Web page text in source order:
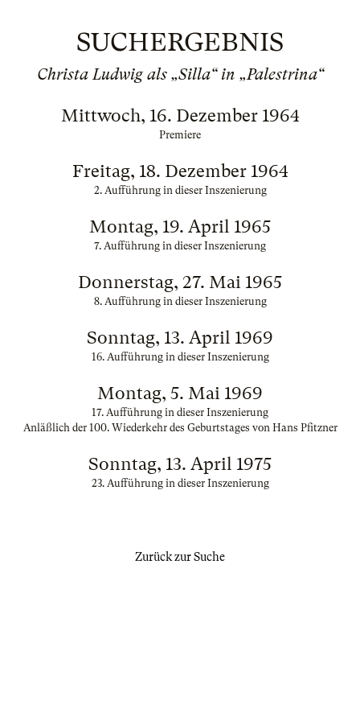
SUCHERGEBNIS
Christa Ludwig als „Silla“ in „Palestrina“
Mittwoch, 16. Dezember 1964
Premiere
Freitag, 18. Dezember 1964
2. Aufführung in dieser Inszenierung
Montag, 19. April 1965
7. Aufführung in dieser Inszenierung
Donnerstag, 27. Mai 1965
8. Aufführung in dieser Inszenierung
Sonntag, 13. April 1969
16. Aufführung in dieser Inszenierung
Montag, 5. Mai 1969
17. Aufführung in dieser Inszenierung
Anläßlich der 100. Wiederkehr des Geburtstages von Hans Pfitzner
Sonntag, 13. April 1975
23. Aufführung in dieser Inszenierung
Zurück zur Suche